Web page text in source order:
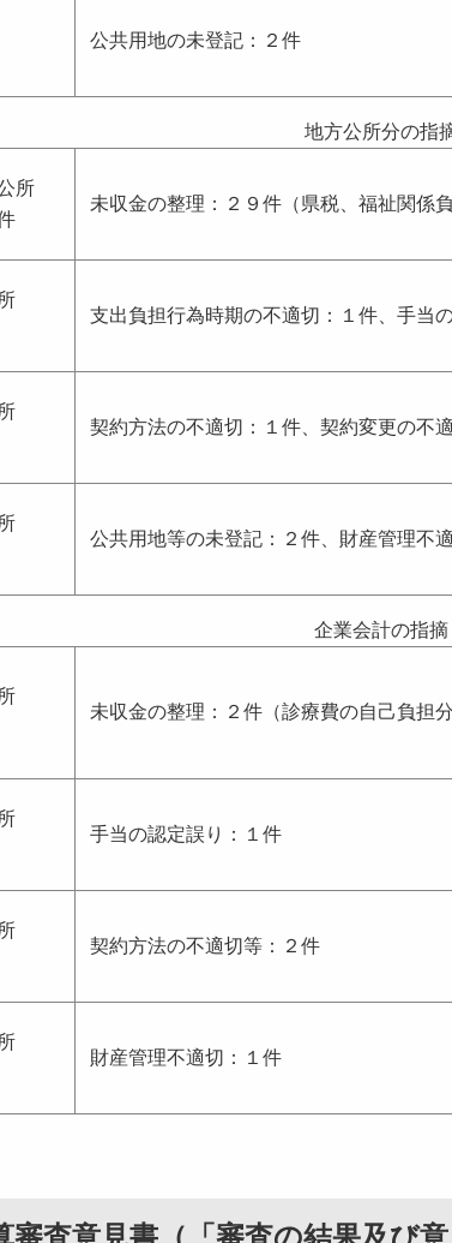
公共用地の未登記：２件
地方公所分の指
所
未収金の整理：２９件（県税、福祉関係
支出負担行為時期の不適切：１件、手当
契約方法の不適切：１件、契約変更の不
公共用地等の未登記：２件、財産管理不
企業会計の指摘
未収金の整理：２件（診療費の自己負担分
手当の認定誤り：１件
契約方法の不適切等：２件
財産管理不適切：１件
審査意見書（「審査の結果及び